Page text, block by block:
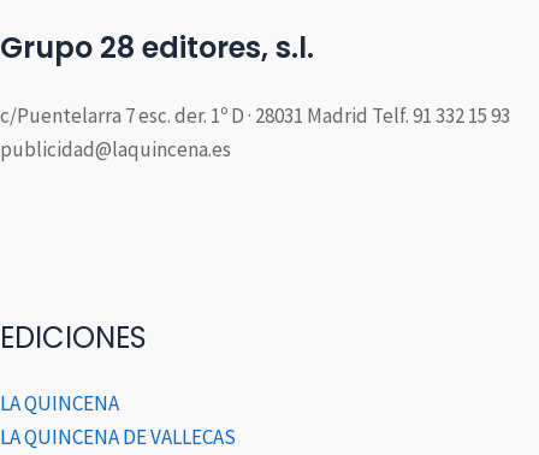
Grupo 28 editores, s.l.
c/Puentelarra 7 esc. der. 1º D · 28031 Madrid Telf. 91 332 15 93
publicidad@laquincena.es
EDICIONES
LA QUINCENA
LA QUINCENA DE VALLECAS